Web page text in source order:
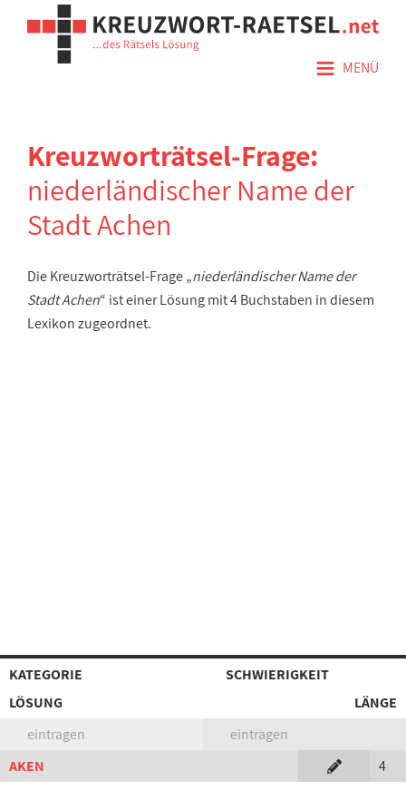
≡ MENÜ
Kreuzworträtsel-Frage:
niederländischer Name der
Stadt Achen
Die Kreuzworträtsel-Frage „niederländischer Name der
Stadt Achen“ ist einer Lösung mit 4 Buchstaben in diesem
Lexikon zugeordnet.
KATEGORIE
SCHWIERIGKEIT
LÖSUNG
LÄNGE
eintragen
eintragen
AKEN
4